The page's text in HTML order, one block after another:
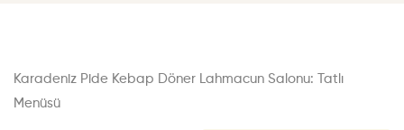
Karadeniz Pide Kebap Döner Lahmacun Salonu: Tatlı
Menüsü